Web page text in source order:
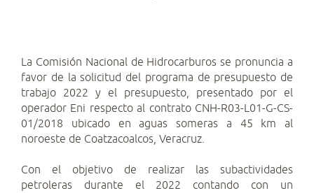
La Comisión Nacional de Hidrocarburos se pronuncia a
favor de la solicitud del programa de presupuesto de
trabajo 2022 y el presupuesto, presentado por el
operador Eni respecto al contrato CNH-R03-L01-G-CS-
01/2018 ubicado en aguas someras a 45 km al
noroeste de Coatzacoalcos, Veracruz.
Con el objetivo de realizar las subactividades
petroleras durante el 2022 contando con un